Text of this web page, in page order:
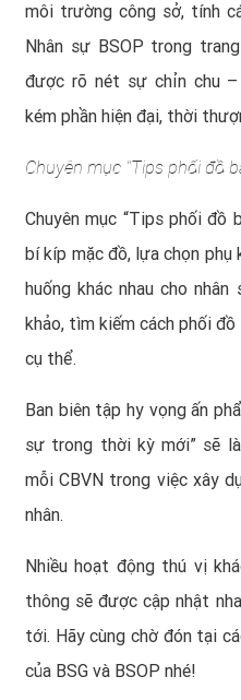
môi trường công sở, tính
Nhân sự BSOP trong
được rõ nét sự chỉn chu –
kém phần hiện đại, thời
Chuyên mục “Tips phối đồ
Chuyên mục “Tips phối đồ
bí kíp mặc đồ, lựa chọn
huống khác nhau cho
khảo, tìm kiếm cách phối
cụ thể.
Ban biên tập hy vọng ấn
sự trong thời kỳ mới” sẽ
mỗi CBVN trong việc xây
nhân.
Nhiều hoạt động thú vị
thông sẽ được cập nhật
tới. Hãy cùng chờ đón tại
của BSG và BSOP nhé!